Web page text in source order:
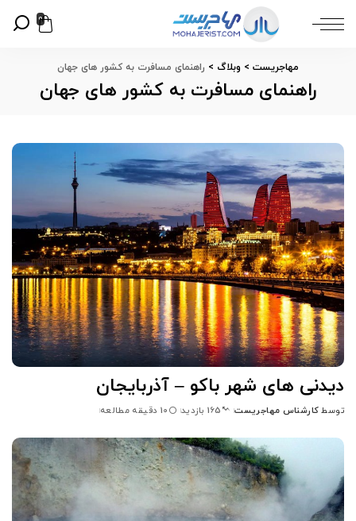
0
مهاجریست > وبلاگ > راهنمای مسافرت به کشور های جهان
راهنمای مسافرت به کشور های جهان
دیدنی های شهر باکو – آذربایجان
توسط کارشناس مهاجریست 165 بازدید 10 دقیقه مطالعه